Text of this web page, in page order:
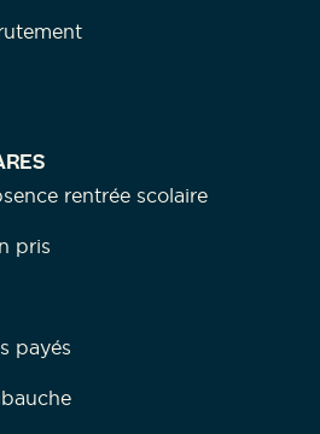
rentrée scolaire
pris
payés